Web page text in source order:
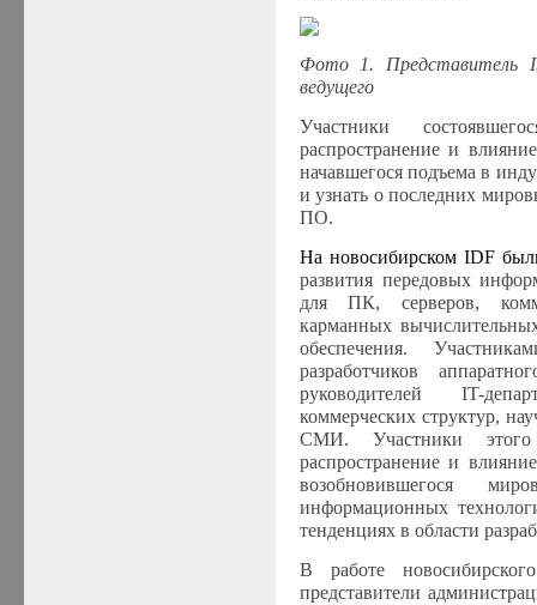
Фото 1. Представитель
ведущего
Участники
распространение и
начавшегося подъема в
и узнать о последних
ПО.
На новосибирском IDF
развития передовых
для ПК, серверов,
карманных
обеспечения.
разработчиков
руководителей IT-
коммерческих структур,
СМИ. Участники этого
распространение и
возобновившегося
информационных
тенденциях в области
В работе
представители